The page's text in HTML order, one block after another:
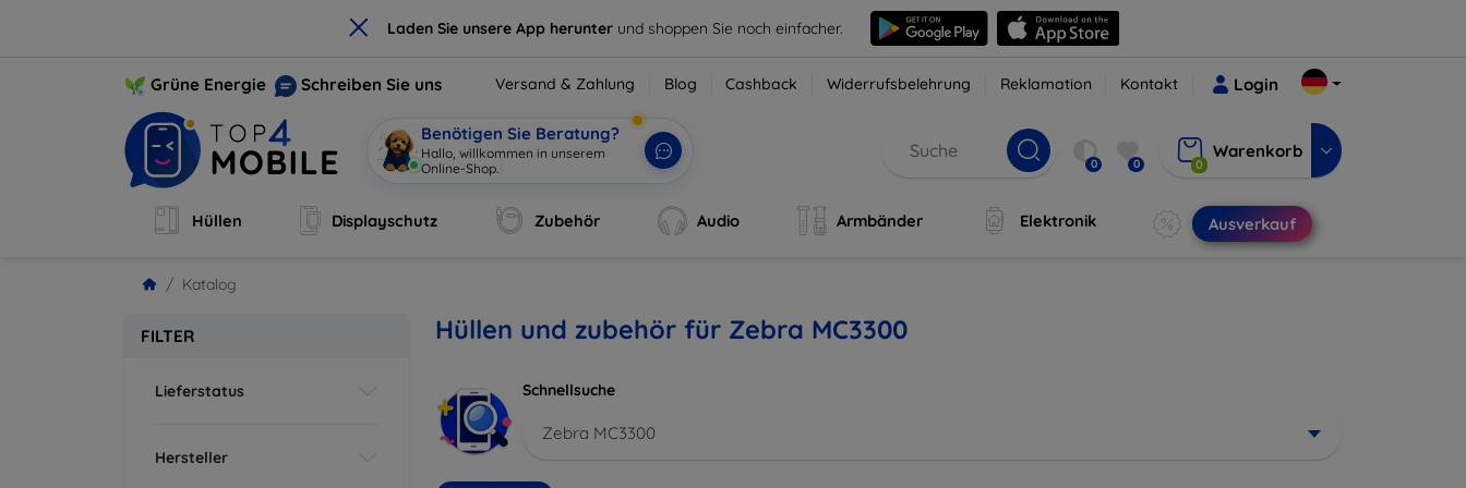
× Laden Sie unsere App herunter und shoppen Sie noch einfacher.
Grüne Energie Schreiben Sie uns Versand & Zahlung Blog Cashback Widerrufsbelehrung Reklamation Kontakt Login
Benötigen Sie Beratung?
Hallo, willkommen in unserem
Online-Shop.
0 0 0
Warenkorb
Hüllen Displayschutz Zubehör Audio Armbänder Elektronik Ausverkauf
Katalog
FILTER
Lieferstatus
Hersteller
Hüllen und zubehör für Zebra MC3300
Schnellsuche
Zebra MC3300